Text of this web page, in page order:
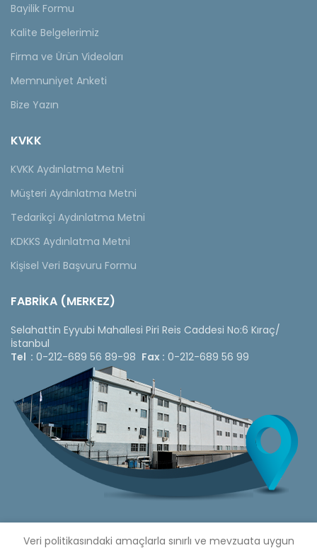
Bayilik Formu
Kalite Belgelerimiz
Firma ve Ürün Videoları
Memnuniyet Anketi
Bize Yazın
KVKK
KVKK Aydınlatma Metni
Müşteri Aydınlatma Metni
Tedarikçi Aydınlatma Metni
KDKKS Aydınlatma Metni
Kişisel Veri Başvuru Formu
FABRİKA (MERKEZ)
Selahattin Eyyubi Mahallesi Piri Reis Caddesi No:6 Kıraç/
İstanbul
Tel : 0-212-689 56 89-98 Fax : 0-212-689 56 99
Veri politikasındaki amaçlarla sınırlı ve mevzuata uygun